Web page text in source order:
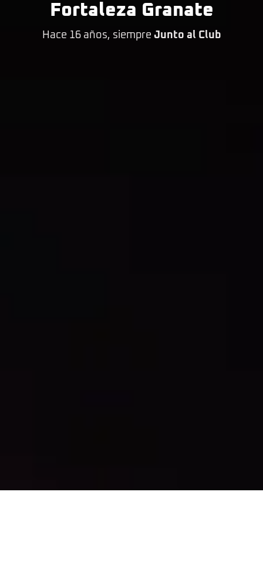
Fortaleza Granate
Hace 16 años, siempre Junto al Club